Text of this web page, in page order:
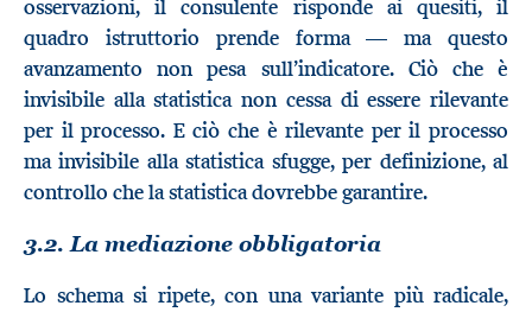
osservazioni, il consulente risponde ai quesiti, il
quadro istruttorio prende forma — ma questo
avanzamento non pesa sull’indicatore. Ciò che è
invisibile alla statistica non cessa di essere rilevante
per il processo. E ciò che è rilevante per il processo
ma invisibile alla statistica sfugge, per definizione, al
controllo che la statistica dovrebbe garantire.
3.2. La mediazione obbligatoria
Lo schema si ripete, con una variante più radicale,